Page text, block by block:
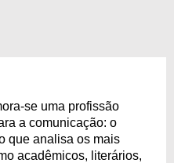
se uma profissão
a comunicação: o
que analisa os mais
acadêmicos, literários,